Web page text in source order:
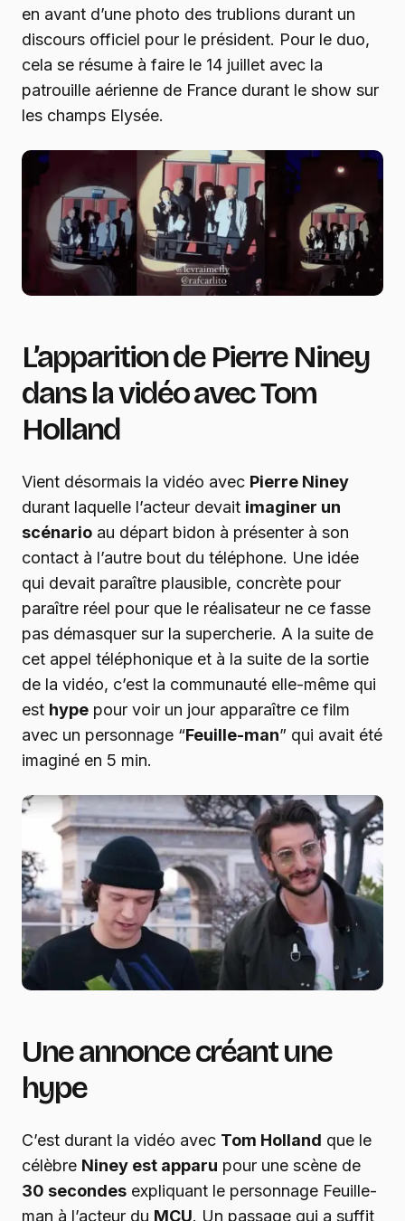
en avant d’une photo des trublions durant un
discours officiel pour le président. Pour le duo,
cela se résume à faire le 14 juillet avec la
patrouille aérienne de France durant le show sur
les champs Elysée.
L’apparition de Pierre Niney
dans la vidéo avec Tom
Holland
Vient désormais la vidéo avec Pierre Niney
durant laquelle l’acteur devait imaginer un
scénario au départ bidon à présenter à son
contact à l’autre bout du téléphone. Une idée
qui devait paraître plausible, concrète pour
paraître réel pour que le réalisateur ne ce fasse
pas démasquer sur la supercherie. A la suite de
cet appel téléphonique et à la suite de la sortie
de la vidéo, c’est la communauté elle-même qui
est hype pour voir un jour apparaître ce film
avec un personnage “Feuille-man” qui avait été
imaginé en 5 min.
Une annonce créant une
hype
C’est durant la vidéo avec Tom Holland que le
célèbre Niney est apparu pour une scène de
30 secondes expliquant le personnage Feuille-
man à l’acteur du MCU. Un passage qui a suffit